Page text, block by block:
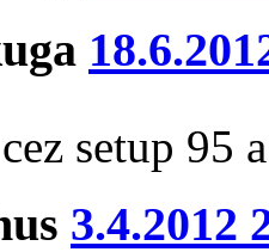
setup 95
3.4.2012